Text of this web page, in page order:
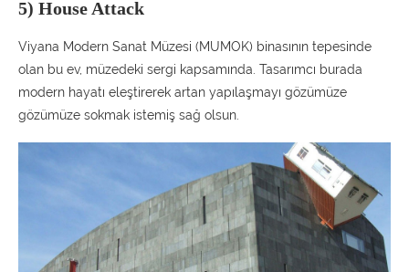
5) House Attack
Viyana Modern Sanat Müzesi (MUMOK) binasının tepesinde
olan bu ev, müzedeki sergi kapsamında. Tasarımcı burada
modern hayatı eleştirerek artan yapılaşmayı gözümüze
gözümüze sokmak istemiş sağ olsun.